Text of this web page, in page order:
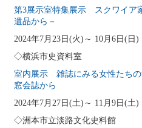
第3展示室特集展示 スクワイア
遺品から－
2024年7月23日(火)～ 10月6日(日)
◇横浜市史資料室
室内展示 雑誌にみる女性たちの
窓会誌から
2024年7月27日(土)～ 11月9日(土)
◇洲本市立淡路文化史料館